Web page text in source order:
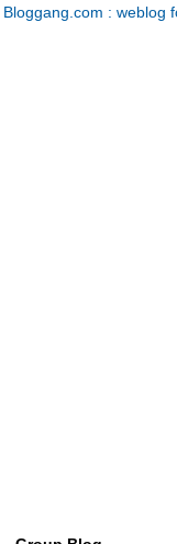
Bloggang.com : weblog